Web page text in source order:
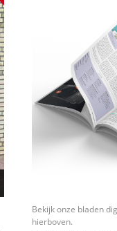
Bekijk onze bladen
hierboven.